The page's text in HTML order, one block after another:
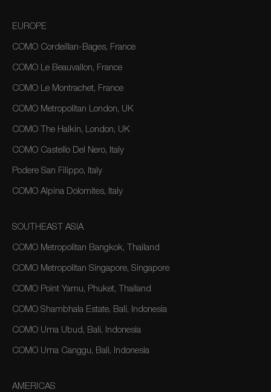
EUROPE
COMO Cordeillan-Bages, France
COMO Le Beauvallon, France
COMO Le Montrachet, France
COMO Metropolitan London, UK
COMO The Halkin, London, UK
COMO Castello Del Nero, Italy
Podere San Filippo, Italy
COMO Alpina Dolomites, Italy
SOUTHEAST ASIA
COMO Metropolitan Bangkok, Thailand
COMO Metropolitan Singapore, Singapore
COMO Point Yamu, Phuket, Thailand
COMO Shambhala Estate, Bali, Indonesia
COMO Uma Ubud, Bali, Indonesia
COMO Uma Canggu, Bali, Indonesia
AMERICAS